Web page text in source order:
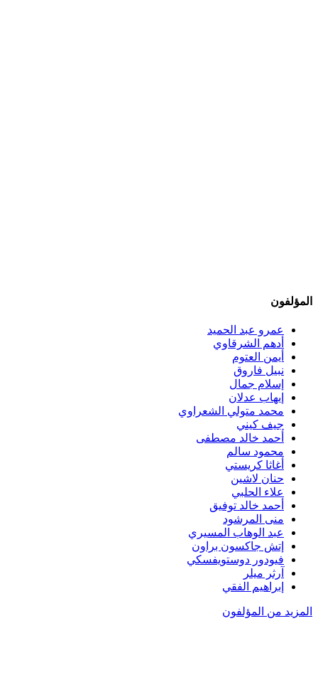
المؤلفون
عمرو عبد الحميد
أدهم الشرقاوي
أيمن العتوم
نبيل فاروق
إسلام جمال
إيهاب عدلان
محمد متولي الشعراوي
جيف كيني
أحمد خالد مصطفى
محمود سالم
أغاثا كريستي
حنان لاشين
علاء الحلبي
أحمد خالد توفيق
منى المرشود
عبد الوهاب المسيري
إتش جاكسون براون
فيودور دوستويفسكي
آرثر ميلر
إبراهيم الفقي
المزيد من المؤلفون